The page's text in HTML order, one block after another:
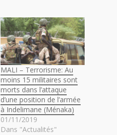
MALI – Terrorisme: Au
moins 15 militaires sont
morts dans l’attaque
d’une position de l’armée
à Indelimane (Ménaka)
01/11/2019
Dans "Actualités"